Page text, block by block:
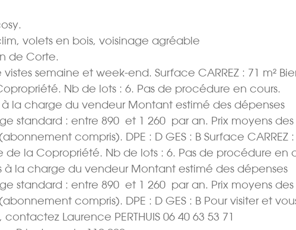
volets en bois, voisinage agréable
de Corte.
semaine et week-end. Surface CARREZ : 71 m²
Nb de lots : 6. Pas de procédure en cours.
à la charge du vendeur Montant estimé des dépenses
standard : entre 890  et 1 260  par an. Prix moyens des
compris). DPE : D GES : B Surface CARREZ :
de la Copropriété. Nb de lots : 6. Pas de procédure en
à la charge du vendeur Montant estimé des dépenses
standard : entre 890  et 1 260  par an. Prix moyens des
compris). DPE : D GES : B Pour visiter et
Laurence PERTHUIS 06 40 63 53 71